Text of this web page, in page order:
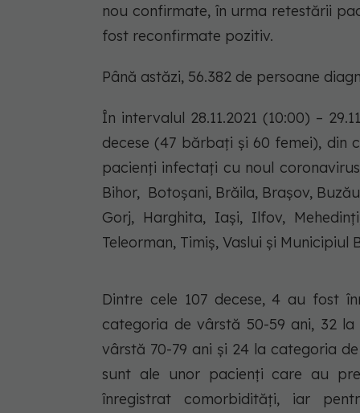
nou confirmate, în urma retestării
fost reconfirmate pozitiv.
Până astăzi, 56.382 de persoane
În intervalul 28.11.2021 (10:00) –
decese (47 bărbați și 60 femei), din
pacienți infectați cu noul
Bihor, Botoșani, Brăila, Brașov,
Gorj, Harghita, Iași, Ilfov,
Teleorman, Timiș, Vaslui și Municipiul
Dintre cele 107 decese, 4 au fost
categoria de vârstă 50-59 ani, 32
vârstă 70-79 ani și 24 la categoria
sunt ale unor pacienți care au
înregistrat comorbidități, iar